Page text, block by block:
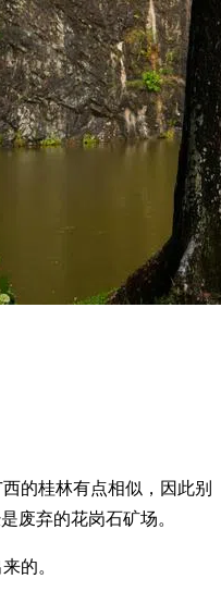
的桂林有点相似，因此别
废弃的花岗石矿场。
的。